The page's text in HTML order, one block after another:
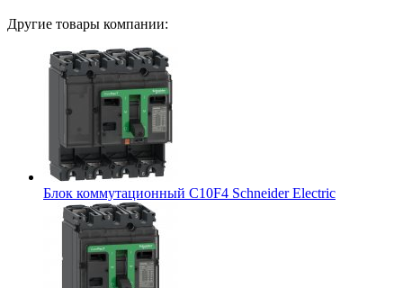
Другие товары компании:
Блок коммутационный C10F4 Schneider Electric